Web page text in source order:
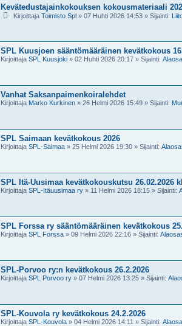
a
k
u
Kevätedustajainkokouksen kokousmateriaali
Kirjoittaja Toimisto Spl » 07 Huhti 2026 14:53 » Sijainti:
SPL Kuusjoen sääntömääräinen kevätkokous
Kirjoittaja SPL Kuusjoki » 02 Huhti 2026 20:17 » Sijainti:
Vanhat Saksanpaimenkoiralehdet
Kirjoittaja Marko Kurkinen » 26 Helmi 2026 15:49 » Sijainti:
SPL Saimaan kevätkokous 2026
Kirjoittaja SPL-Saimaa » 25 Helmi 2026 19:30 » Sijainti:
SPL Itä-Uusimaa kevätkokouskutsu 26.02.2026
Kirjoittaja SPL-Itäuusimaa ry » 11 Helmi 2026 18:15 » Sijainti:
SPL Forssa ry sääntömääräinen kevätkokous
Kirjoittaja SPL Forssa » 09 Helmi 2026 22:16 » Sijainti:
SPL-Porvoo ry:n kevätkokous 26.2.2026
Kirjoittaja SPL Porvoo ry » 07 Helmi 2026 13:25 » Sijainti:
SPL-Kouvola ry kevätkokous 24.2.2026
Kirjoittaja SPL-Kouvola » 04 Helmi 2026 14:11 » Sijainti: